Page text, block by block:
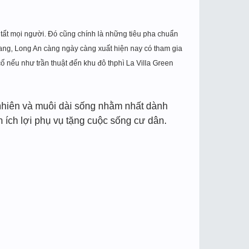
mọi người. Đó cũng chính là những tiêu pha chuẩn
Long An càng ngày càng xuất hiện nay có tham gia
nếu như trần thuậtđến khu đô thphì La Villa Green
và muôi dài sống nhằm nhất dành
ích lợi phụ vụ tặng cuộc sống cư dân.